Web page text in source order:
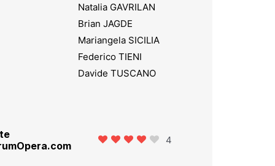
Natalia GAVRILAN
Brian JAGDE
Mariangela SICILIA
Federico TIENI
Davide TUSCANO
4